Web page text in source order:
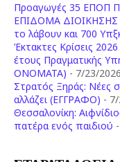
Προαγωγές 35
ΕΠΙΔΟΜΑ ΔΙΟΙΚΗΣΗΣ
το λάβουν και 700
Έκτακτες Κρίσεις
έτους Πραγματικής
ONOMATA) - 7/23/2026
Στρατός Ξηράς: Νέες
αλλάζει (ΕΓΓΡΑΦΟ) -
Θεσσαλονίκη:
πατέρα ενός παιδιού